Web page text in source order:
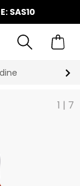
SAS10
1 | 7